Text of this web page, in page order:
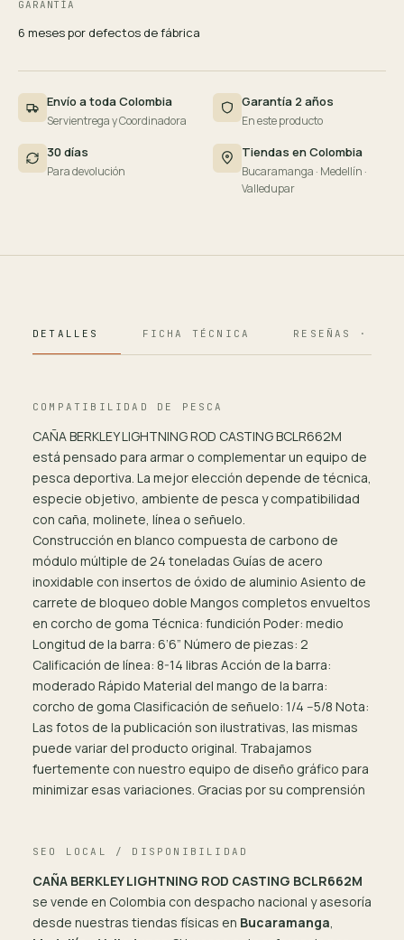
GARANTÍA
6 meses por defectos de fábrica
Envío a toda Colombia
Servientrega y Coordinadora
Garantía 2 años
En este producto
30 días
Para devolución
Tiendas en Colombia
Bucaramanga · Medellín ·
Valledupar
DETALLES FICHA TÉCNICA RESEÑAS · 124
COMPATIBILIDAD DE PESCA
CAÑA BERKLEY LIGHTNING ROD CASTING BCLR662M
está pensado para armar o complementar un equipo de
pesca deportiva. La mejor elección depende de técnica,
especie objetivo, ambiente de pesca y compatibilidad
con caña, molinete, línea o señuelo.
Construcción en blanco compuesta de carbono de
módulo múltiple de 24 toneladas Guías de acero
inoxidable con insertos de óxido de aluminio Asiento de
carrete de bloqueo doble Mangos completos envueltos
en corcho de goma Técnica: fundición Poder: medio
Longitud de la barra: 6’6” Número de piezas: 2
Calificación de línea: 8-14 libras Acción de la barra:
moderado Rápido Material del mango de la barra:
corcho de goma Clasificación de señuelo: 1/4 --5/8 Nota:
Las fotos de la publicación son ilustrativas, las mismas
puede variar del producto original. Trabajamos
fuertemente con nuestro equipo de diseño gráfico para
minimizar esas variaciones. Gracias por su comprensión
SEO LOCAL / DISPONIBILIDAD
CAÑA BERKLEY LIGHTNING ROD CASTING BCLR662M
se vende en Colombia con despacho nacional y asesoría
desde nuestras tiendas físicas en Bucaramanga,